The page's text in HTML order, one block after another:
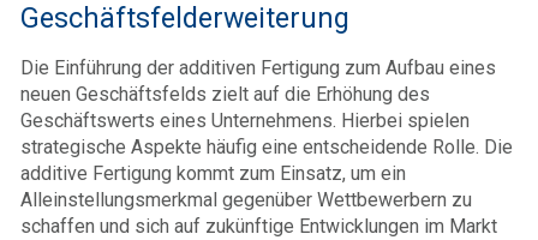
Geschäftsfelderweiterung
Die Einführung der additiven Fertigung zum Aufbau eines
neuen Geschäftsfelds zielt auf die Erhöhung des
Geschäftswerts eines Unternehmens. Hierbei spielen
strategische Aspekte häufig eine entscheidende Rolle. Die
additive Fertigung kommt zum Einsatz, um ein
Alleinstellungsmerkmal gegenüber Wettbewerbern zu
schaffen und sich auf zukünftige Entwicklungen im Markt